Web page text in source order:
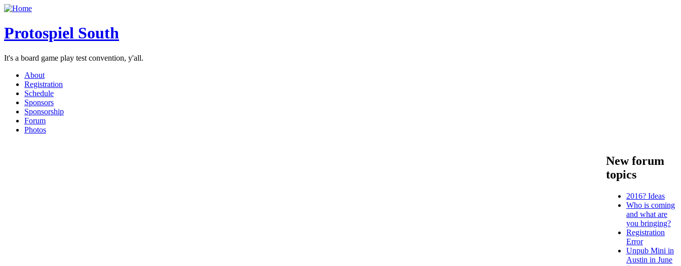
Protospiel South
It's a board game play test convention, y'all.
About
Registration
Schedule
Sponsors
Sponsorship
Forum
Photos
New forum
topics
2016? Ideas
Who is coming
and what are
you bringing?
Registration
Error
Unpub Mini in
Austin in June